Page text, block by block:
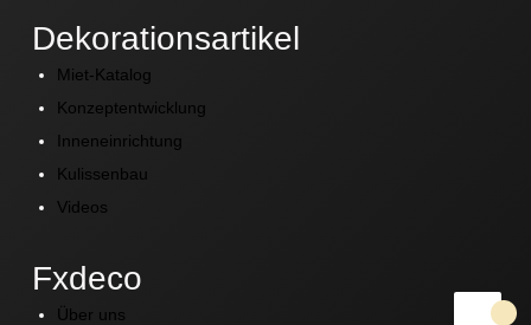
Dekorationsartikel
Miet-Katalog
Konzeptentwicklung
Inneneinrichtung
Kulissenbau
Videos
Fxdeco
Über uns